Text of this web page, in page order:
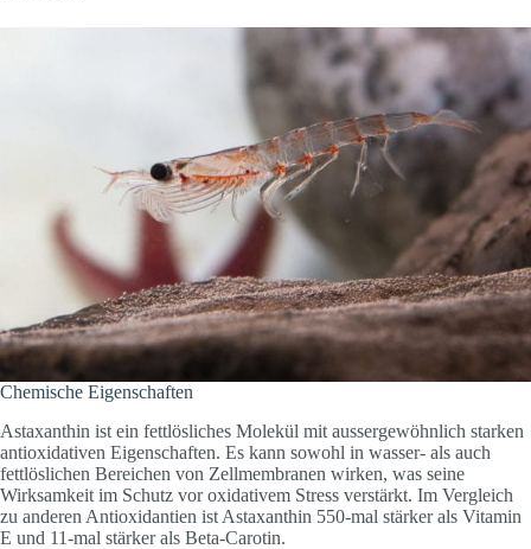
Chemische Eigenschaften
Astaxanthin ist ein fettlösliches Molekül mit aussergewöhnlich starken
antioxidativen Eigenschaften. Es kann sowohl in wasser- als auch
fettlöslichen Bereichen von Zellmembranen wirken, was seine
Wirksamkeit im Schutz vor oxidativem Stress verstärkt. Im Vergleich
zu anderen Antioxidantien ist Astaxanthin 550-mal stärker als Vitamin
E und 11-mal stärker als Beta-Carotin.